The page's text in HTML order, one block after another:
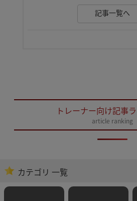
記事一覧へ
トレーナー向け記事
article ranking
カテゴリ 一覧